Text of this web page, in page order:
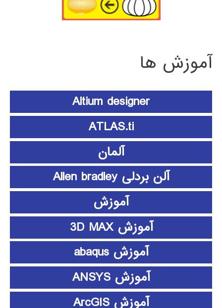
آموزش ها
Altium designer
ATLAS.ti
آلمان
آلن بردلی Allen bradley
آموزش
آموزش 3D MAX
آموزش abaqus
آموزش ANSYS
آموزش ArcGIS